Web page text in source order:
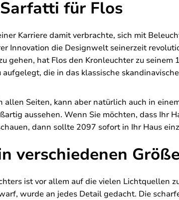
für Flos
Karriere damit verbrachte, sich mit
Innovation die Designwelt seinerzeit
gehen, hat Flos den Kronleuchter zu
aufgelegt, die in das klassische
Seiten, kann aber natürlich auch in
aussehen. Wenn Sie möchten, dass Ihr
dann sollte 2097 sofort in Ihr Haus
verschiedenen
ist vor allem auf die vielen Lichtquellen
wurde an jedes Detail gedacht. Die